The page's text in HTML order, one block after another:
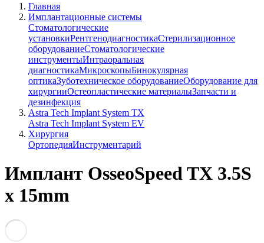
Главная
Имплантационные системы
Стоматологические
установкиРентгенодиагностикаСтерилизационное
оборудованиеСтоматологические
инструментыИнтраоральная
диагностикаМикроскопыБинокулярная
оптикаЗуботехническое оборудованиеОборудование для
хирургииОстеопластические материалыЗапчасти и
дезинфекция
Astra Tech Implant System TX
Astra Tech Implant System EV
Хирургия
ОртопедияИнструментарий
Имплант OsseoSpeed TX 3.5S
х 15mm